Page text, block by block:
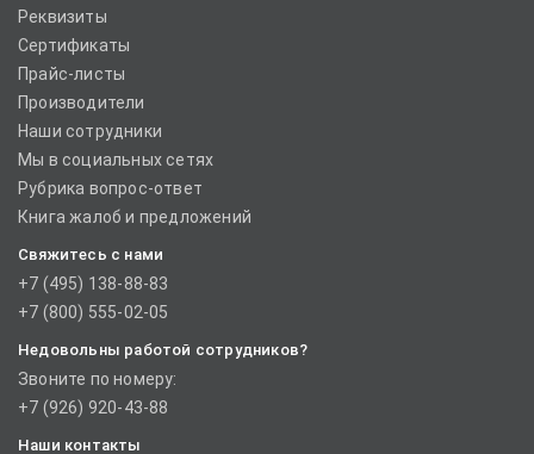
Реквизиты
Сертификаты
Прайс-листы
Производители
Наши сотрудники
Мы в социальных сетях
Рубрика вопрос-ответ
Книга жалоб и предложений
Свяжитесь с нами
+7 (495) 138-88-83
+7 (800) 555-02-05
Недовольны работой сотрудников?
Звоните по номеру:
+7 (926) 920-43-88
Наши контакты